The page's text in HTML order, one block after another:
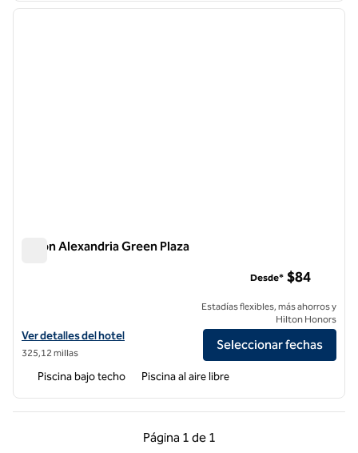
1 de 12
Hilton Alexandria Green Plaza
Ver detalles del hotel Hilton Alexandria Green Plaza
Ver detalles del hotel
325,12 millas
Desde* $84
Estadías flexibles, más ahorros y
Hilton Honors
Seleccionar fechas
Piscina bajo techo Piscina al aire libre
Página 1 de 1
Página anterior, 1 de 1
Página 1 de 1